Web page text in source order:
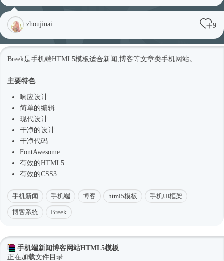
zhoujinai 9
Breek是手机端HTML5模板适合新闻,博客等文章类手机网站。
主要特色
响应设计
简单的编辑
现代设计
干净的设计
干净代码
FontAwesome
有效的HTML5
有效的CSS3
手机新闻 手机端 博客 html5模板 手机UI框架
博客系统 Breek
手机端新闻博客网站HTML5模板
正在加载文件目录...